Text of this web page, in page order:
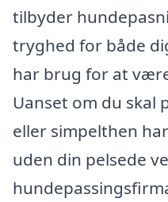
tilbyder
tryghed for både
har brug for at
Uanset om du skal
eller simpelthen
uden din pelsede